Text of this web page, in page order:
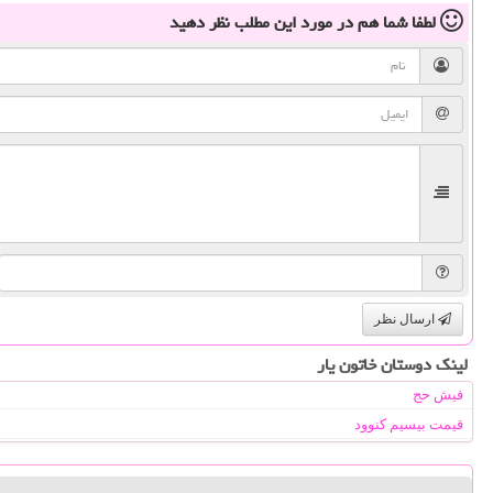
لطفا شما همدر مورد این مطلبنظر دهید
ارسال نظر
لینک دوستان خاتون یار
فیش حج
قیمت بیسیم کنوود